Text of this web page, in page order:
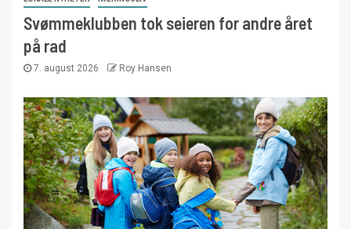
Svømmeklubben tok seieren for andre året
på rad
7. august 2026 Roy Hansen